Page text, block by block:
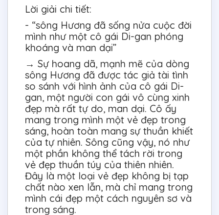
Lời giải chi tiết:
- “sông Hương đã sống nửa cuộc đời
mình như một cô gái Di-gan phóng
khoáng và man dại”
→ Sự hoang dã, mạnh mẽ của dòng
sông Hương đã được tác giả tài tình
so sánh với hình ảnh của cô gái Di-
gan, một người con gái vô cùng xinh
đẹp mà rất tự do, man dại. Cô ấy
mang trong mình một vẻ đẹp trong
sáng, hoàn toàn mang sự thuần khiết
của tự nhiên. Sông cũng vậy, nó như
một phần không thể tách rời trong
vẻ đẹp thuần túy của thiên nhiên.
Đây là một loại vẻ đẹp không bị tạp
chất nào xen lẫn, mà chỉ mang trong
mình cái đẹp một cách nguyên sơ và
trong sáng.